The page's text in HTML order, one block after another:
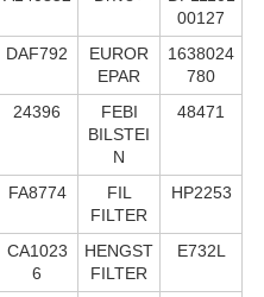
00127
DAF792
EUROR
EPAR
1638024
780
24396
FEBI
BILSTEI
N
48471
FA8774
FIL
FILTER
HP2253
CA1023
6
HENGST
FILTER
E732L